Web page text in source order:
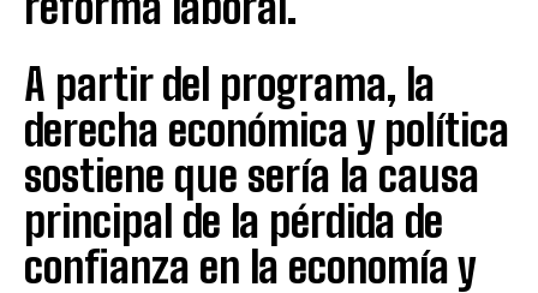
A partir del programa, la
derecha económica y política
sostiene que sería la causa
principal de la pérdida de
confianza en la economía y